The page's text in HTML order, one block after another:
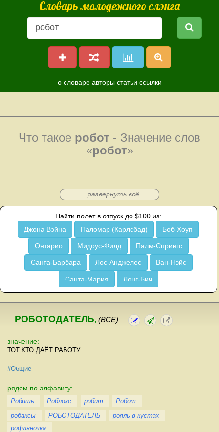
Словарь молодежного слэнга
о словаре авторы статьи ссылки
Что такое робот - Значение слов
«робот»
развернуть всё
Найти полет в отпуск до $100 из:
Джона Вэйна
Паломар (Карлсбад) Боб-Хоуп
Онтарио Мидоус-Филд Палм-Спрингс
Санта-Барбара Лос-Анджелес Ван-Нэйс
Санта-Мария Лонг-Бич
РОБОТОДАТЕЛЬ, (ВСЕ)
значение:
ТОТ КТО ДАЁТ РАБОТУ.
#Общие
рядом по алфавиту:
Робишь Роблокс робит
Робот
робаксы
РОБОТОДАТЕЛЬ
рояль в кустах
рофляночка